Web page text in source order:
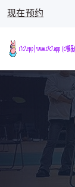
现在预约